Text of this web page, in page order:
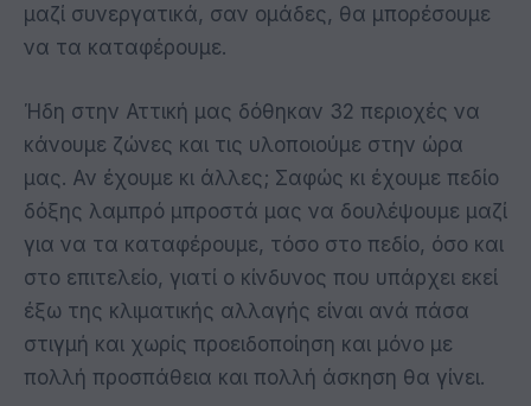
μαζί συνεργατικά, σαν ομάδες, θα μπορέσουμε
να τα καταφέρουμε.
Ήδη στην Αττική μας δόθηκαν 32 περιοχές να
κάνουμε ζώνες και τις υλοποιούμε στην ώρα
μας. Αν έχουμε κι άλλες; Σαφώς κι έχουμε πεδίο
δόξης λαμπρό μπροστά μας να δουλέψουμε μαζί
για να τα καταφέρουμε, τόσο στο πεδίο, όσο και
στο επιτελείο, γιατί ο κίνδυνος που υπάρχει εκεί
έξω της κλιματικής αλλαγής είναι ανά πάσα
στιγμή και χωρίς προειδοποίηση και μόνο με
πολλή προσπάθεια και πολλή άσκηση θα γίνει.